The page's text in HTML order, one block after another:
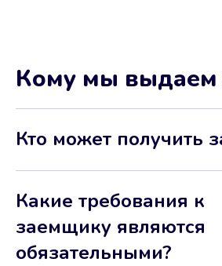
Кому мы
Кто может получить
Какие требования к
заемщику являются
обязательными?